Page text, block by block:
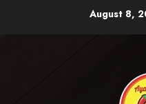
August 8,